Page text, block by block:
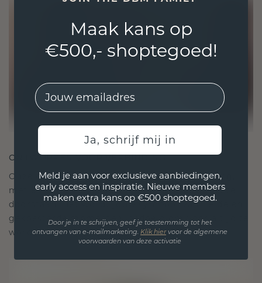
ONTWORPEN VOOR VERBINDING
Onze ontwerpfilosofie is gericht op verbinding,
met elk stuk ontworpen om de tand des tijds te
doorstaan. Het wordt jouw symbool van liefde en
gekoesterde momenten, bedoeld om voor altijd te
worden gedragen en gekoesterd.
Maak kans op
€500,- shoptegoed!
EMail
Ja, schrijf mij in
Meld je aan voor exclusieve aanbiedingen,
early access en inspiratie. Nieuwe members
maken extra kans op €500 shoptegoed.
Door je in te schrijven, geef je toestemming tot het
ontvangen van e-mailmarketing. Klik hiervoor de algemene
voorwaarden van deze activatie